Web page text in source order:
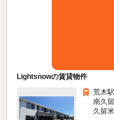
Lightsnowの賃貸物件
荒木
南久
久留